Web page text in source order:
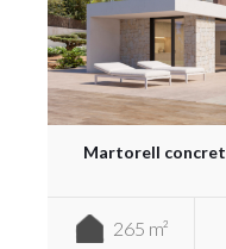
Martorell
265 m²